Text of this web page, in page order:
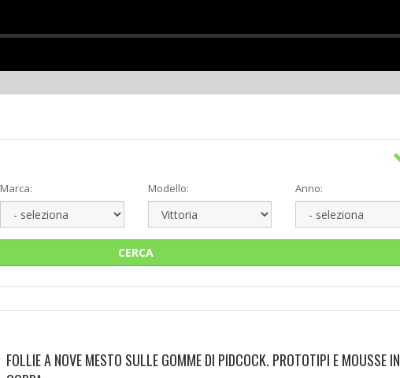
Marca: Modello: Anno:
CERCA
FOLLIE A NOVE MESTO SULLE GOMME DI PIDCOCK. PROTOTIPI E MOUSSE IN